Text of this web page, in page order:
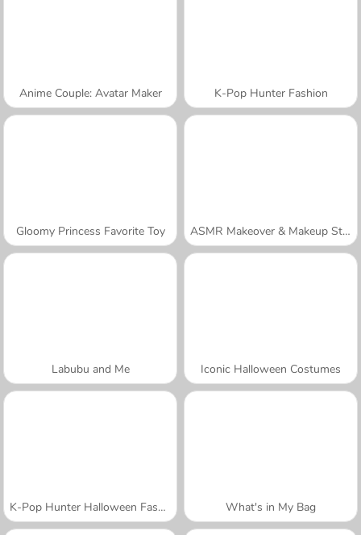
Anime Couple: Avatar Maker K-Pop Hunter Fashion
Gloomy Princess Favorite Toy ASMR Makeover & Makeup Studio
Labubu and Me Iconic Halloween Costumes
K-Pop Hunter Halloween Fashion What's in My Bag